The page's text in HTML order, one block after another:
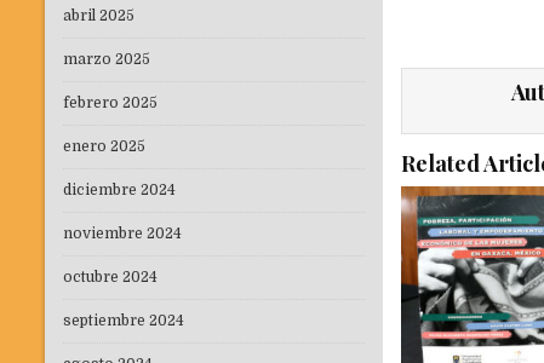
Related
abril 2025
marzo 2025
febrero 2025
enero 2025
diciembre 2024
noviembre 2024
octubre 2024
septiembre 2024